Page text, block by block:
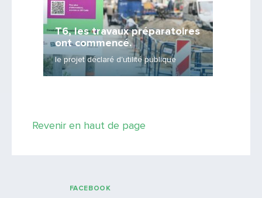
T6, les travaux préparatoires
ont commencé.
le projet déclaré d'utilité publique
Revenir en haut de page
FACEBOOK